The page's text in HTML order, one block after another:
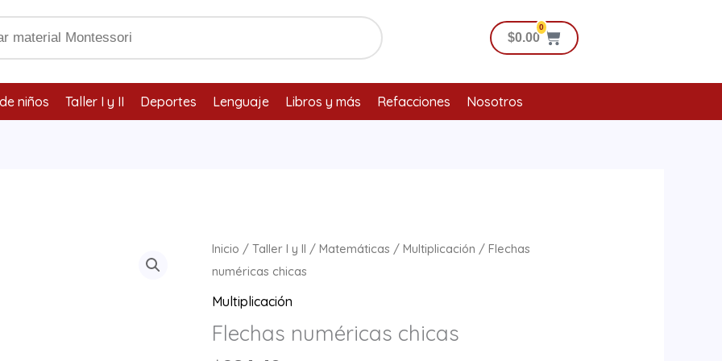
$0.00
0
Cart
niños Taller I y II Deportes Lenguaje Libros y más Refacciones Nosotros
Inicio /Taller I y II /Matemáticas /Multiplicación / Flechas
numéricas chicas
Multiplicación
Flechas numéricas chicas
Flechas
numéricas
chicas